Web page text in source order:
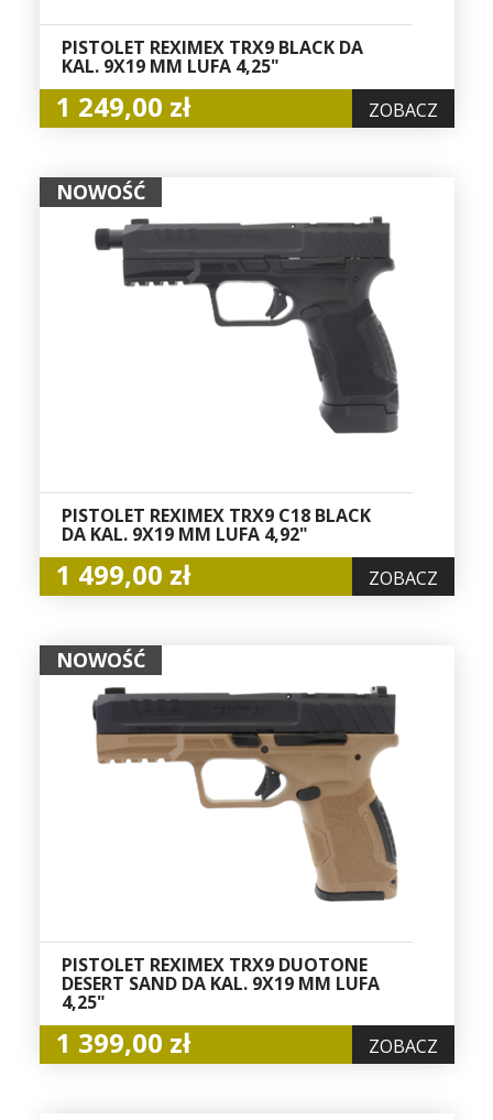
PISTOLET REXIMEX TRX9 BLACK DA
KAL. 9X19 MM LUFA 4,25"
1 249,00 zł ZOBACZ
NOWOŚĆ
PISTOLET REXIMEX TRX9 C18 BLACK
DA KAL. 9X19 MM LUFA 4,92"
1 499,00 zł ZOBACZ
NOWOŚĆ
PISTOLET REXIMEX TRX9 DUOTONE
DESERT SAND DA KAL. 9X19 MM LUFA
4,25"
1 399,00 zł ZOBACZ